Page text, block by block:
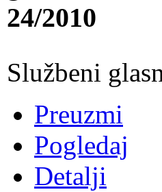
Službeni
Preuzmi
Pogledaj
Detalji